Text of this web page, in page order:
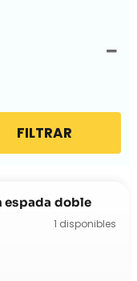
FILTRAR
espada doble
1 disponibles